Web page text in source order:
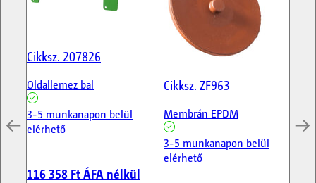
Cikksz. 207826
Oldallemez bal
3-5 munkanapon belül
elérhető
116 358 FtÁFA nélkül
Cikksz. ZF963
Membrán EPDM
3-5 munkanapon belül
elérhető